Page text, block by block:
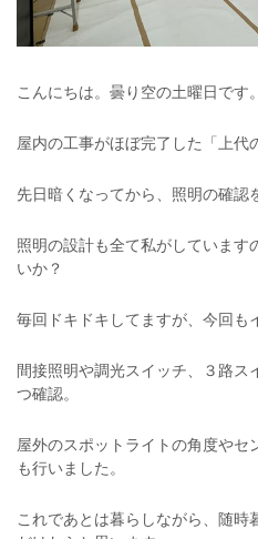
こんにちは。曇り空の土曜日です。
屋内の工事がほぼ完了した「上代
先日暗くなってから、照明の確認
照明の設計も全て私がしています
いか？
毎回ドキドキしてますが、今回も
間接照明や調光スイッチ、３路ス
つ確認。
屋外のスポットライトの角度や
も行いました。
これであとは暮らしながら、随時